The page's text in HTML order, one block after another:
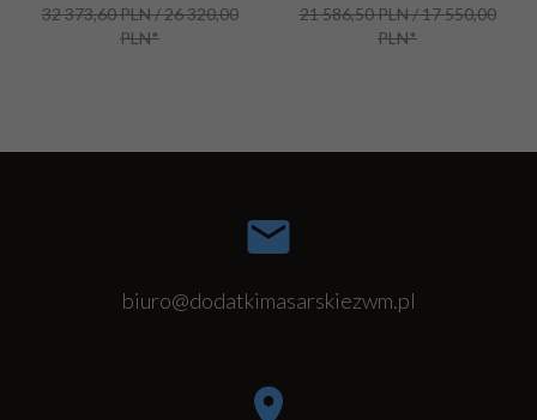
32 373,60 PLN / 26 320,00
PLN*
21 586,50 PLN / 17 550,00
PLN*
biuro@dodatkimasarskiezwm.pl